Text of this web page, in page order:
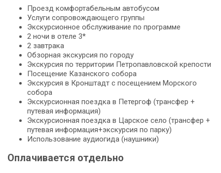
Проезд комфортабельным автобусом
Услуги сопровождающего группы
Экскурсионное обслуживание по программе
2 ночи в отеле 3*
2 завтрака
Обзорная экскурсия по городу
Экскурсия по территории Петропавловской крепости
Посещение Казанского собора
Экскурсия в Кронштадт с посещением Морского
собора
Экскурсионная поездка в Петергоф (трансфер +
путевая информация)
Экскурсионная поездка в Царское село (трансфер +
путевая информация+экскурсия по парку)
Использование аудиогида (наушники)
Оплачивается отдельно